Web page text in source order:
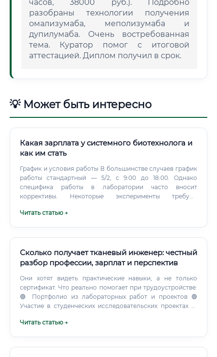
часов, 38000 руб.). Подробно
разобраны технологии получения
омализумаба, меполизумаба и
дупилумаба. Очень востребованная
тема. Куратор помог с итоговой
аттестацией. Диплом получил в срок.
💡 Может быть интересно
Какая зарплата у системного биотехнолога и
как им стать
График и условия работы В большинстве случаев график
работы стандартный — 5/2, с 9:00 до 18:00. Однако
специфика работы в лаборатории часто вносит
коррективы. Некоторые эксперименты требуют
что может потребовать выхода на работу в выходные или
Читать статью →
Сколько получает тканевый инженер: честный
разбор профессии, зарплат и перспектив
Они хотят видеть практические навыки, а не только
сертификат. Что реально помогает при трудоустройстве:
🟢 Портфолио из лабораторных работ и проектов 🟢
Участие в студенческих исследовательских проектах 🟢
журнале 🟢 Стажировка, даже краткосрочная 🟢 Участие в
Читать статью →